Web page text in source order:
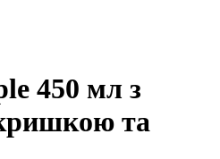
450 мл з
та